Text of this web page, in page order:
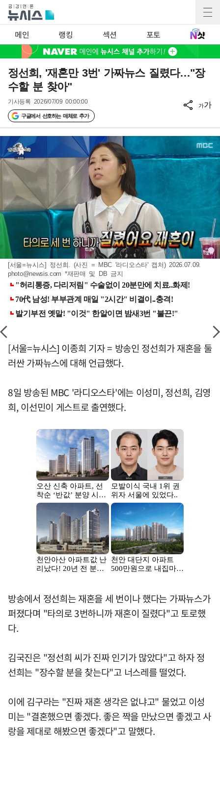
메인 랭킹 섹션 포토
정선희, '재혼만 3번' 가짜뉴스 질렸다…"장
수할 분 찾아"
기사등록 2026/07/09 00:00:00
구글에서 선호하는 매체로 추가
가가
[서울=뉴시스] 정선희. (사진 = MBC '라디오스타' 캡처) 2026.07.09.
photo@newsis.com *재판매 및 DB 금지
[서울=뉴시스] 이종희 기자 = 방송인 정선희가 재혼을 둘
러싼 가짜뉴스에 대해 언급했다.
8일 방송된 MBC '라디오스타'에는 이성미, 정선희, 김영
희, 이선민이 게스트로 출연했다.
방송에서 정선희는 재혼을 세 번이나 했다는 가짜뉴스가
퍼졌다며 "타의로 3번하니까 재혼이 질렸다"고 토로했
다.
김국진은 "정선희 씨가 진짜 인기가 많았다"고 하자 정
선희는 "장수할 분을 찾는다"고 너스레를 떨었다.
이에 김구라는 "진짜 재혼 생각은 없냐고" 물었고 이성
미는 "결혼했으면 좋겠다. 좋은 짝을 만났으면 좋겠고 사
랑을 제대로 해봤으면 좋겠다"고 말했다.